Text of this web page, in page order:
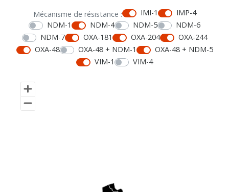
Mécanisme de résistance : IMI-1
IMP-4
NDM-1
NDM-4 NDM-5
NDM-6
NDM-7
OXA-181 OXA-204
OXA-244
OXA-48
OXA-48 + NDM-1
OXA-48 + NDM-5
VIM-1
VIM-4